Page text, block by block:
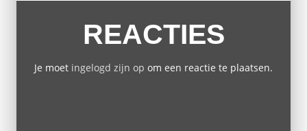
REACTIES
Je moet ingelogd zijn op om een reactie te plaatsen.